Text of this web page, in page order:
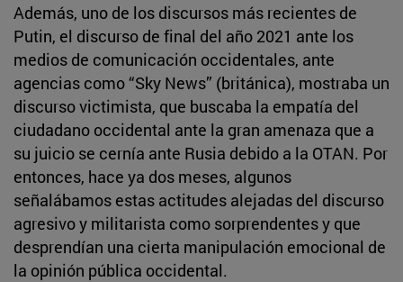
Además, uno de los discursos más recientes de
Putin, el discurso de final del año 2021 ante los
medios de comunicación occidentales, ante
agencias como “Sky News” (británica), mostraba un
discurso victimista, que buscaba la empatía del
ciudadano occidental ante la gran amenaza que a
su juicio se cernía ante Rusia debido a la OTAN. Por
entonces, hace ya dos meses, algunos
señalábamos estas actitudes alejadas del discurso
agresivo y militarista como sorprendentes y que
desprendían una cierta manipulación emocional de
la opinión pública occidental.